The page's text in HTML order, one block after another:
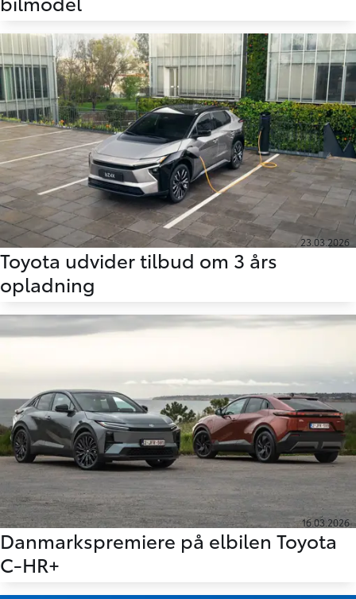
23.03.2026
Toyota udvider tilbud om 3 års
opladning
16.03.2026
Danmarkspremiere på elbilen Toyota
C-HR+